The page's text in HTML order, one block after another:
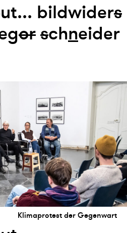
bildwiders
orschneider
Klimaprotest der Gegenwart